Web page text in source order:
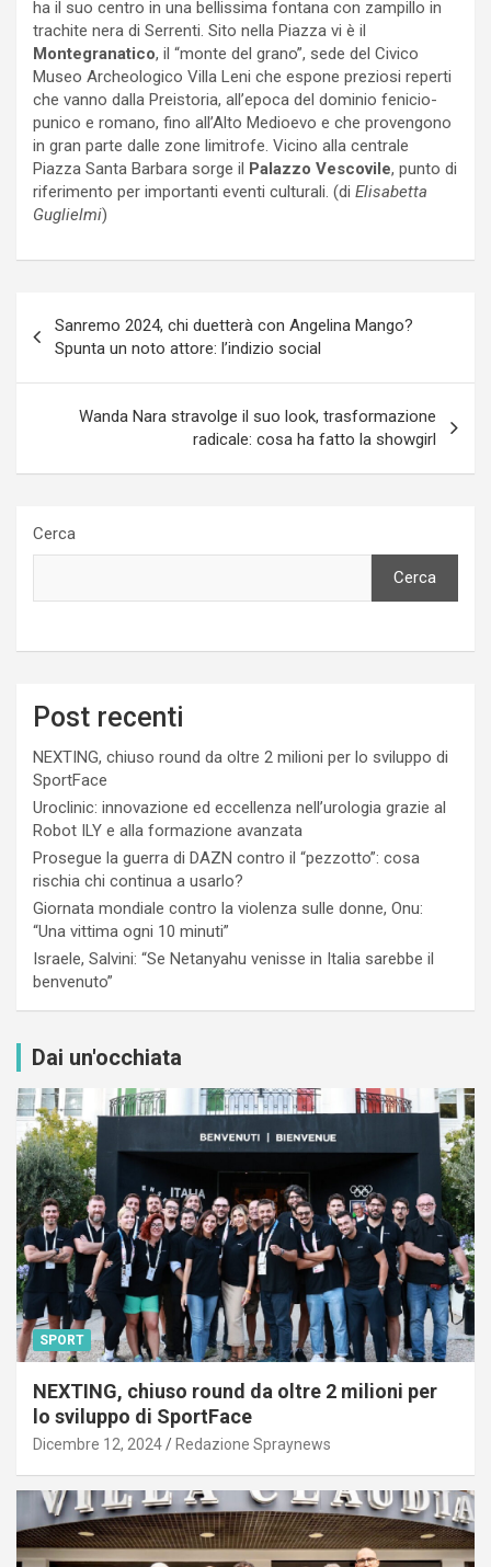
ha il suo centro in una bellissima fontana con zampillo in
trachite nera di Serrenti. Sito nella Piazza vi è il
Montegranatico, il “monte del grano”, sede del Civico
Museo Archeologico Villa Leni che espone preziosi reperti
che vanno dalla Preistoria, all’epoca del dominio fenicio-
punico e romano, fino all’Alto Medioevo e che provengono
in gran parte dalle zone limitrofe. Vicino alla centrale
Piazza Santa Barbara sorge il Palazzo Vescovile, punto di
riferimento per importanti eventi culturali. (di Elisabetta
Guglielmi)
articoli
Sanremo 2024, chi duetterà con Angelina Mango?
Spunta un noto attore: l’indizio social
Wanda Nara stravolge il suo look, trasformazione
radicale: cosa ha fatto la showgirl
Cerca
Cerca
Post recenti
NEXTING, chiuso round da oltre 2 milioni per lo sviluppo di
SportFace
Uroclinic: innovazione ed eccellenza nell’urologia grazie al
Robot ILY e alla formazione avanzata
Prosegue la guerra di DAZN contro il “pezzotto”: cosa
rischia chi continua a usarlo?
Giornata mondiale contro la violenza sulle donne, Onu:
“Una vittima ogni 10 minuti”
Israele, Salvini: “Se Netanyahu venisse in Italia sarebbe il
benvenuto”
Dai un'occhiata
SPORT
NEXTING, chiuso round da oltre 2 milioni per
lo sviluppo di SportFace
Dicembre 12, 2024 Redazione Spraynews